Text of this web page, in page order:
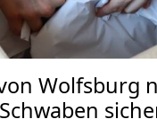
Wolfsburg